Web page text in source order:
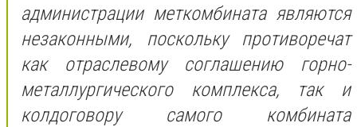
администрации меткомбината являются
незаконными, поскольку противоречат
как отраслевому соглашению горно-
металлургического комплекса, так и
колдоговору самого комбината